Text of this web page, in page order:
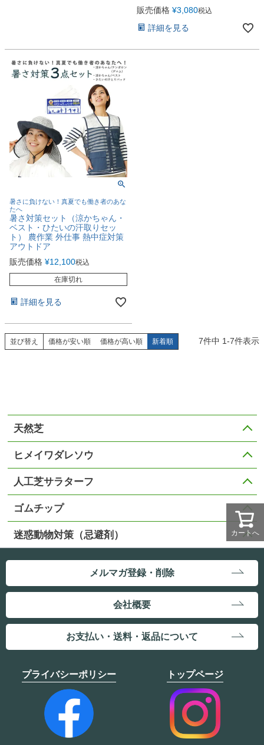
販売価格 ¥3,080税込
詳細を見る
暑さに負けない！真夏でも働き者のあな
たへ
暑さ対策セット（涼かちゃん・
ベスト・ひたいの汗取りセッ
ト） 農作業 外仕事 熱中症対策
アウトドア
販売価格 ¥12,100税込
在庫切れ
詳細を見る
並び替え 価格が安い順 価格が高い順 新着順 7件中 1-7件表示
カートへ
天然芝
ヒメイワダレソウ
人工芝サラターフ
ゴムチップ
迷惑動物対策（忌避剤）
メルマガ登録・削除
会社概要
お支払い・送料・返品について
プライバシーポリシー トップページ